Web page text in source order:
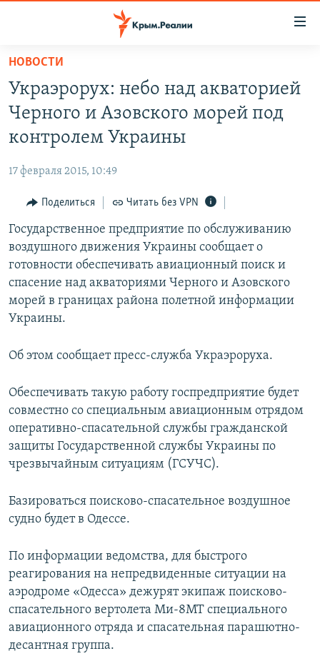
Вернуться
основному
содержанию
Вернутся
главной
навигации
Вернутся
поиску
СПЕЦПРОЕКТЫ
11 ЛЕТ ОККУПАЦИИ КРЫМА. 11 ИСТОРИЙ СОПРОТИВЛЕНИЯ
ВОДА
ЕЩЕ
ИНТЕРАКТИВ
ИНФОГРАФИКА
ТЕЛЕПРОЕКТ КРЫМ.РЕАЛИИ
СОВЕТЫ ПРАВОЗАЩИТНИКОВ
ПРОПАВШИЕ БЕЗ ВЕСТИ
КРЫМ.НЕПОКОРЕННЫЙ
УКРАИНСКАЯ ПРОБЛЕМА КРЫМА
РАДІО СВОБОДА
КАК ОБОЙТИ БЛОКИРОВКУ
Українською
Qırımtatar
Все сайты RFE/RL
НОВОСТИ
Украэрорух: небо над акваторией
Черного и Азовского морей под
контролем Украины
17 февраля 2015, 10:49
Поделиться Читать без VPN
Государственное предприятие по обслуживанию
воздушного движения Украины сообщает о
готовности обеспечивать авиационный поиск и
спасение над акваториями Черного и Азовского
морей в границах района полетной информации
Украины.
Об этом сообщает пресс-служба Украэроруха.
Обеспечивать такую работу госпредприятие будет
совместно со специальным авиационным отрядом
оперативно-спасательной службы гражданской
защиты Государственной службы Украины по
чрезвычайным ситуациям (ГСУЧС).
Базироваться поисково-спасательное воздушное
судно будет в Одессе.
По информации ведомства, для быстрого
реагирования на непредвиденные ситуации на
аэродроме «Одесса» дежурят экипаж поисково-
спасательного вертолета Ми-8МТ специального
авиационного отряда и спасательная парашютно-
десантная группа.